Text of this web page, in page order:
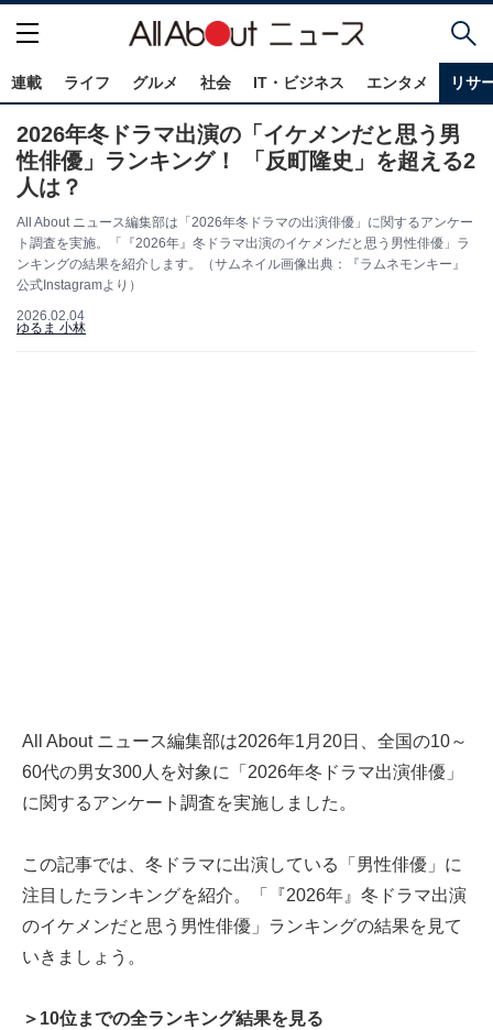
連載 ライフ グルメ 社会 IT・ビジネス エンタメ リサ
2026年冬ドラマ出演の「イケメンだと思う男
性俳優」ランキング！ 「反町隆史」を超える2
人は？
All About ニュース編集部は「2026年冬ドラマの出演俳優」に関するアンケー
ト調査を実施。「『2026年』冬ドラマ出演のイケメンだと思う男性俳優」ラ
ンキングの結果を紹介します。（サムネイル画像出典：『ラムネモンキー』
公式Instagramより）
2026.02.04
ゆるま 小林
All About ニュース編集部は2026年1月20日、全国の10～
60代の男女300人を対象に「2026年冬ドラマ出演俳優」
に関するアンケート調査を実施しました。
この記事では、冬ドラマに出演している「男性俳優」に
注目したランキングを紹介。「『2026年』冬ドラマ出演
のイケメンだと思う男性俳優」ランキングの結果を見て
いきましょう。
＞10位までの全ランキング結果を見る